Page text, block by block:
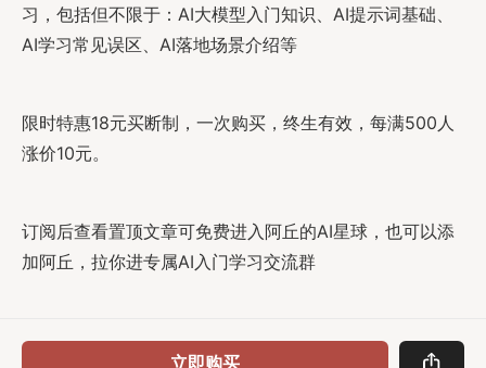
习，包括但不限于：AI大模型入门知识、AI提示词基础、
AI学习常见误区、AI落地场景介绍等
限时特惠18元买断制，一次购买，终生有效，每满500人
涨价10元。
订阅后查看置顶文章可免费进入阿丘的AI星球，也可以添
加阿丘，拉你进专属AI入门学习交流群
立即购买